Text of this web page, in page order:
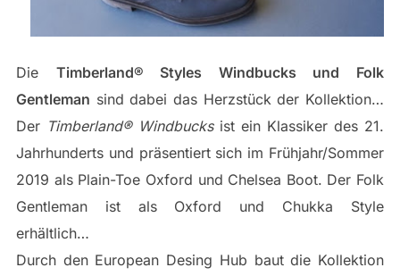
Die Timberland® Styles Windbucks und Folk
Gentleman sind dabei das Herzstück der Kollektion…
Der Timberland® Windbucksist ein Klassiker des 21.
Jahrhunderts und präsentiert sich im Frühjahr/Sommer
2019 als Plain-Toe Oxford und Chelsea Boot. Der Folk
Gentleman ist als Oxford und Chukka Style
erhältlich…
Durch den European Desing Hub baut die Kollektion